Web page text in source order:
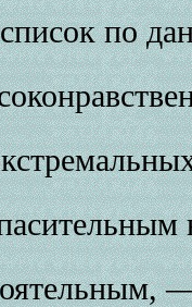
по